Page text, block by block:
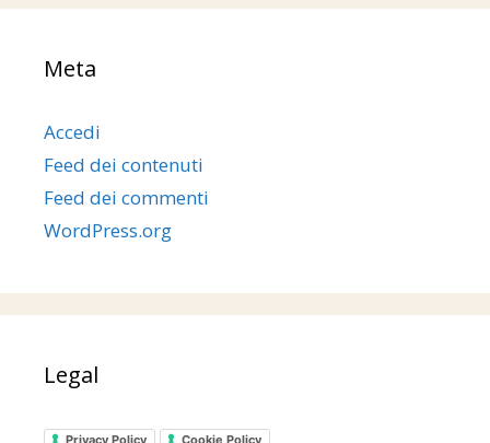
Meta
Accedi
Feed dei contenuti
Feed dei commenti
WordPress.org
Legal
Privacy Policy Cookie Policy